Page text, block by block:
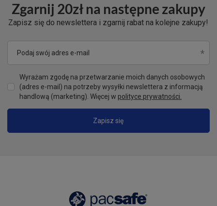
Zgarnij 20zł na następne zakupy
Zapisz się do newslettera i zgarnij rabat na kolejne zakupy!
Podaj swój adres e-mail
Wyrażam zgodę na przetwarzanie moich danych osobowych
(adres e-mail) na potrzeby wysyłki newslettera z informacją
handlową (marketing). Więcej w polityce prywatności.
Zapisz się